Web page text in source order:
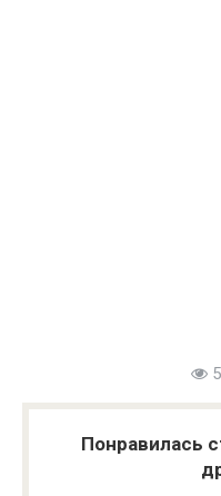
Понравилась